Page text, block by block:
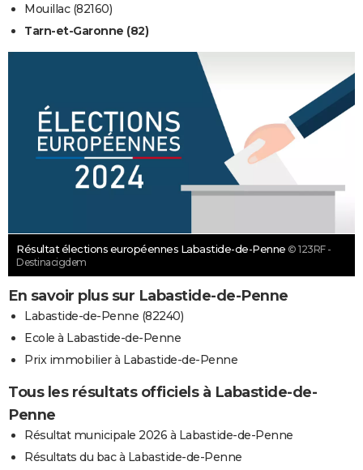
Mouillac (82160)
Tarn-et-Garonne (82)
Résultat élections européennes Labastide-de-Penne © 123RF -
Destinacigdem
En savoir plus sur Labastide-de-Penne
Labastide-de-Penne (82240)
Ecole à Labastide-de-Penne
Prix immobilier à Labastide-de-Penne
Tous les résultats officiels à Labastide-de-
Penne
Résultat municipale 2026 à Labastide-de-Penne
Résultats du bac à Labastide-de-Penne